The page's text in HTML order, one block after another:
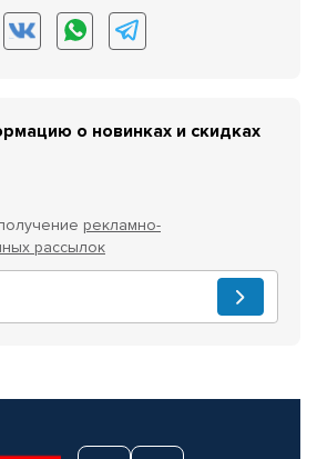
о новинках и скидках
рекламно-
рассылок